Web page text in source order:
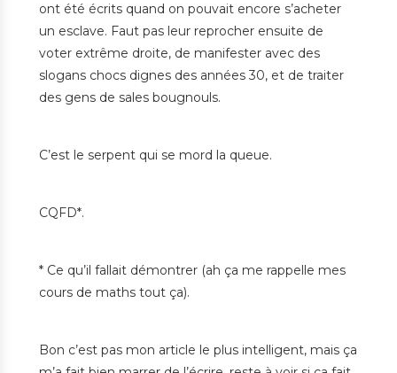
ont été écrits quand on pouvait encore s’acheter
un esclave. Faut pas leur reprocher ensuite de
voter extrême droite, de manifester avec des
slogans chocs dignes des années 30, et de traiter
des gens de sales bougnouls.
C’est le serpent qui se mord la queue.
CQFD*.
* Ce qu’il fallait démontrer (ah ça me rappelle mes
cours de maths tout ça).
Bon c’est pas mon article le plus intelligent, mais ça